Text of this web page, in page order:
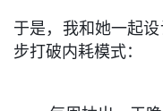
于是，我和她一起
步打破内耗模式：